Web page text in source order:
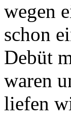
wegen
schon
Debüt
waren
liefen